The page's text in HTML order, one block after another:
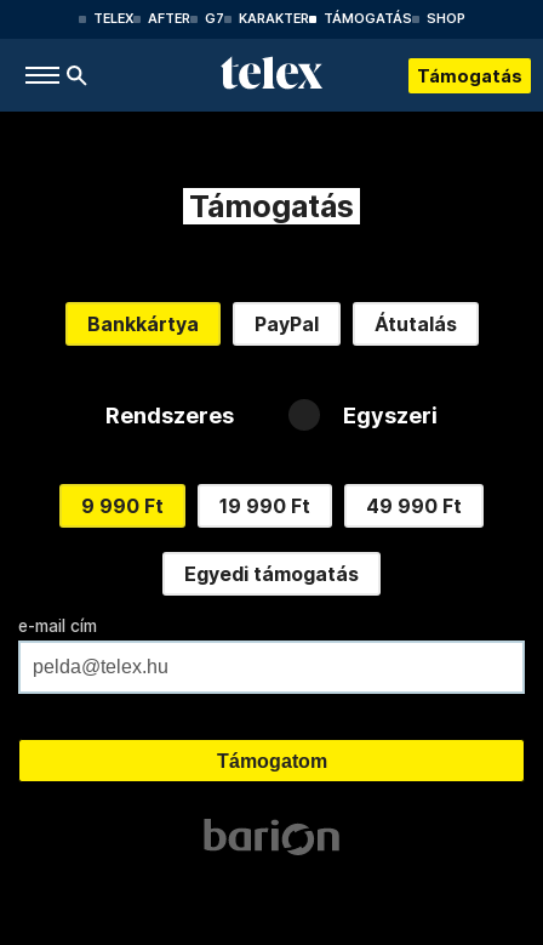
TELEX AFTER G7 KARAKTER TÁMOGATÁS SHOP
Támogatás
Támogatás
Bankkártya PayPal Átutalás
Rendszeres Egyszeri
9 990 Ft 19 990 Ft 49 990 Ft
Egyedi támogatás
e-mail cím